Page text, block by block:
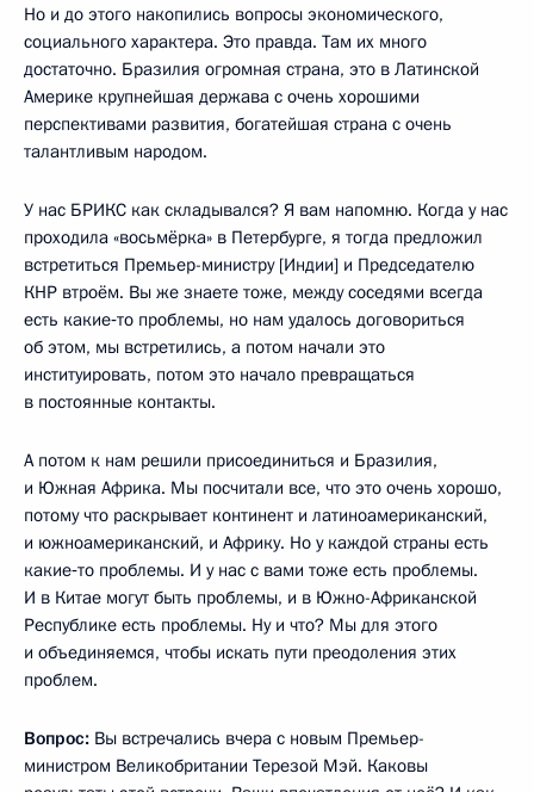
Но и до этого накопились вопросы экономического,
социального характера. Это правда. Там их много
достаточно. Бразилия огромная страна, это в Латинской
Америке крупнейшая держава с очень хорошими
перспективами развития, богатейшая страна с очень
талантливым народом.
У нас БРИКС как складывался? Я вам напомню. Когда у нас
проходила «восьмёрка» в Петербурге, я тогда предложил
встретиться Премьер-министру [Индии] и Председателю
КНР втроём. Вы же знаете тоже, между соседями всегда
есть какие‑то проблемы, но нам удалось договориться
об этом, мы встретились, а потом начали это
институировать, потом это начало превращаться
в постоянные контакты.
А потом к нам решили присоединиться и Бразилия,
и Южная Африка. Мы посчитали все, что это очень хорошо,
потому что раскрывает континент и латиноамериканский,
и южноамериканский, и Африку. Но у каждой страны есть
какие‑то проблемы. И у нас с вами тоже есть проблемы.
И в Китае могут быть проблемы, и в Южно-Африканской
Республике есть проблемы. Ну и что? Мы для этого
и объединяемся, чтобы искать пути преодоления этих
проблем.
Вопрос: Вы встречались вчера с новым Премьер-
министром Великобритании Терезой Мэй. Каковы